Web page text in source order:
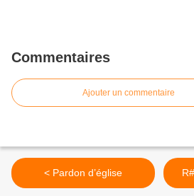
Commentaires
Ajouter un commentaire
< Pardon d’église